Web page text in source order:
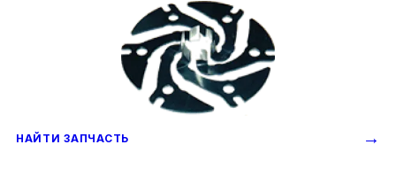
НАЙТИ ЗАПЧАСТЬ →